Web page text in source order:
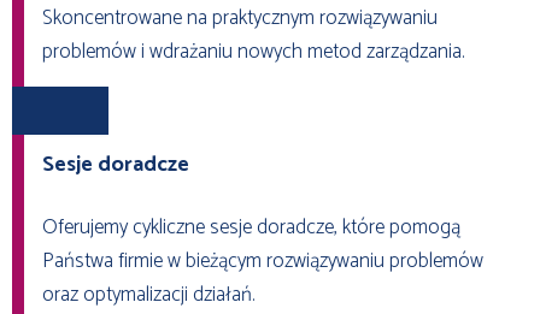
Skoncentrowane na praktycznym rozwiązywaniu
problemów i wdrażaniu nowych metod zarządzania.
Sesje doradcze
Oferujemy cykliczne sesje doradcze, które pomogą
Państwa firmie w bieżącym rozwiązywaniu problemów
oraz optymalizacji działań.